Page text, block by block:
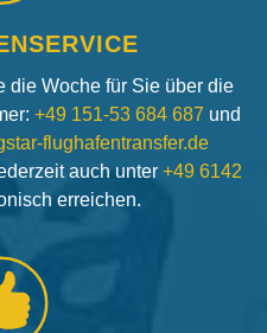
die Woche für Sie über die
+49 151-53 684 687 und
flughafentransfer.de
auch unter +49 6142
erreichen.